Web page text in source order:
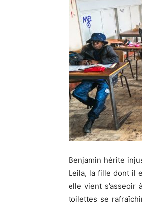
Benjamin hérite
Leila, la fille dont il
elle vient
toilettes se